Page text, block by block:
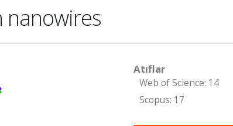
nanowires
Atıflar
Web of Science: 14
Scopus: 17